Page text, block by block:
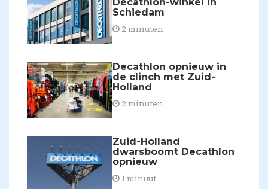
Schiedam
2 minuten
Decathlon opnieuw in
de clinch met Zuid-
Holland
2 minuten
​Zuid-Holland
dwarsboomt Decathlon
opnieuw
1 minuut